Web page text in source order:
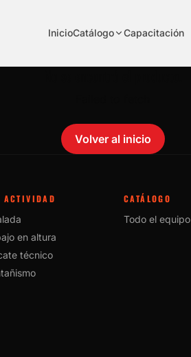
InicioCatálogo Capacitación
Volver al inicio
ACTIVIDAD
en altura
técnico
CATÁLOGO
Todo el equipo